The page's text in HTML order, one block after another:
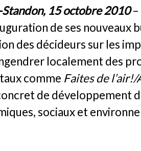
15 octobre 2010–
de ses nouveaux
des décideurs sur les
localement des
comme Faites de
de développement
sociaux et